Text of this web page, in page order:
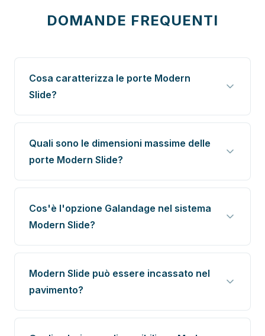
DOMANDE FREQUENTI
Cosa caratterizza le porte Modern
Slide?
Quali sono le dimensioni massime delle
porte Modern Slide?
Cos'è l'opzione Galandage nel sistema
Modern Slide?
Modern Slide può essere incassato nel
pavimento?